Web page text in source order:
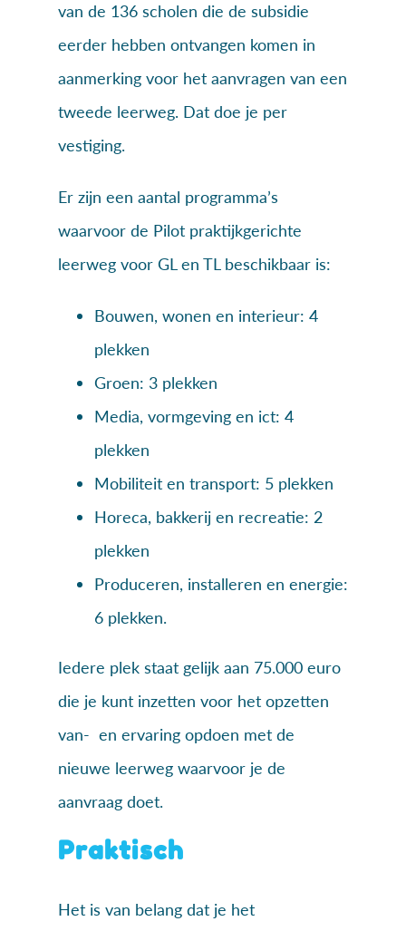
van de 136 scholen die de subsidie
eerder hebben ontvangen komen in
aanmerking voor het aanvragen van een
tweede leerweg. Dat doe je per
vestiging.
Er zijn een aantal programma’s
waarvoor de Pilot praktijkgerichte
leerweg voor GL en TL beschikbaar is:
Bouwen, wonen en interieur: 4
plekken
Groen: 3 plekken
Media, vormgeving en ict: 4
plekken
Mobiliteit en transport: 5 plekken
Horeca, bakkerij en recreatie: 2
plekken
Produceren, installeren en energie:
6 plekken.
Iedere plek staat gelijk aan 75.000 euro
die je kunt inzetten voor het opzetten
van- en ervaring opdoen met de
nieuwe leerweg waarvoor je de
aanvraag doet.
Praktisch
Het is van belang dat je het